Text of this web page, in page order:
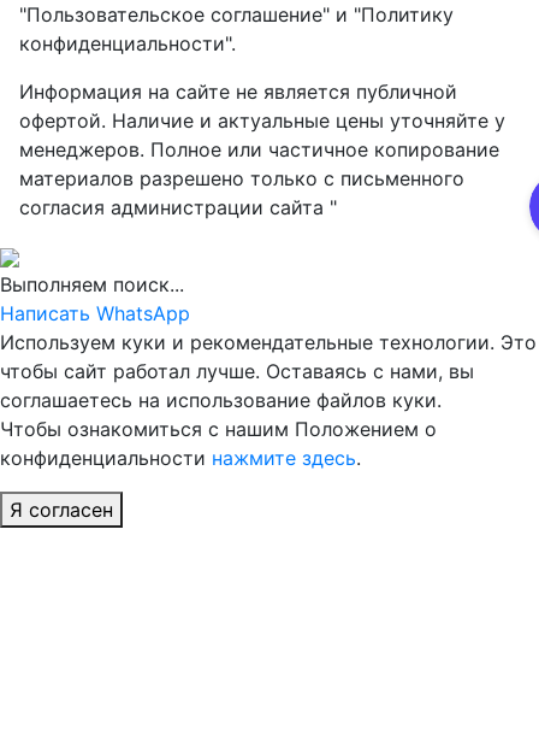
"Пользовательское соглашение" и "Политику
конфиденциальности".
Информация на сайте не является публичной
офертой. Наличие и актуальные цены уточняйте у
менеджеров. Полное или частичное копирование
материалов разрешено только с письменного
согласия администрации сайта "
Выполняем поиск...
Написать WhatsApp
Используем куки и рекомендательные технологии. Это
чтобы сайт работал лучше. Оставаясь с нами, вы
соглашаетесь на использование файлов куки.
Чтобы ознакомиться с нашим Положением о
конфиденциальности нажмите здесь.
Я согласен